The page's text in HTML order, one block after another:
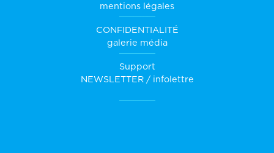
mentions légales
CONFIDENTIALITÉ
galerie média
Support
NEWSLETTER / infolettre